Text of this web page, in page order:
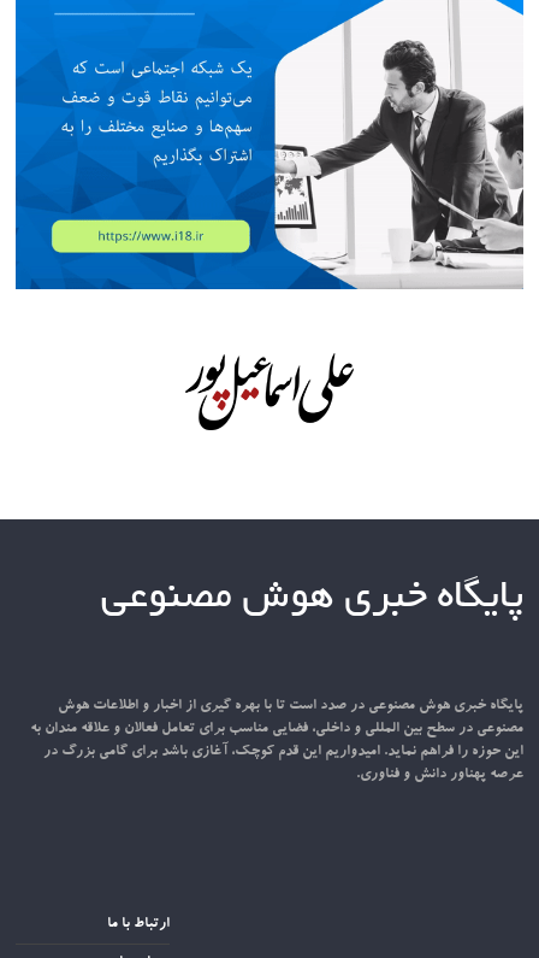
پایگاه خبری هوش مصنوعی
پایگاه خبری هوش مصنوعی در صدد است تا با بهره گیری از اخبار و اطلاعات هوش
مصنوعی در سطح بین المللی و داخلی، فضایی مناسب برای تعامل فعالان و علاقه مندان به
این حوزه را فراهم نماید. امیدواریم این قدم کوچک، آغازی باشد برای گامی بزرگ در
عرصه پهناور دانش و فناوری.
ارتباط با ما